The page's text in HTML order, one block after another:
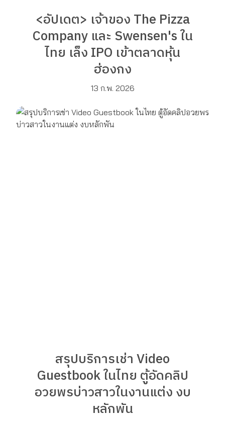
<อัปเดต> เจ้าของ The Pizza
Company และ Swensen's ใน
ไทย เล็ง IPO เข้าตลาดหุ้น
ฮ่องกง
13 ก.พ. 2026
สรุปบริการเช่า Video
Guestbook ในไทย ตู้อัดคลิป
อวยพรบ่าวสาวในงานแต่ง งบ
หลักพัน